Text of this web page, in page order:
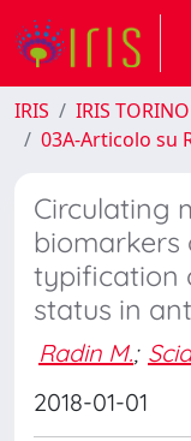
IRIS IRIS TORINO
03A-Articolo su
Circulating
biomarkers
typification
status in
Radin M.;
2018-01-01